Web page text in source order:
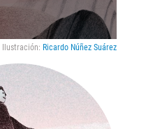
Ilustración: Ricardo Núñez Suárez